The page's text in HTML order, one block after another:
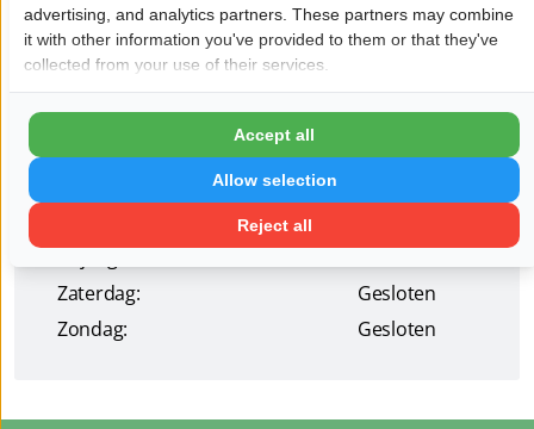
Openingstijden
Maandag:
08:30 - 17:00
Zaterdag:
Gesloten
Zondag:
Gesloten
advertising, and analytics partners. These partners may combine
it with other information you've provided to them or that they've
collected from your use of their services.
Reject all
Allow selection
Accept all